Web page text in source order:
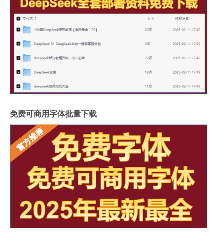
免费可商用字体批量下载